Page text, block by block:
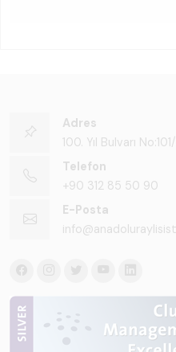
Adres
100. Yıl Bulvarı
Telefon
+90 312 85 50 90
E-Posta